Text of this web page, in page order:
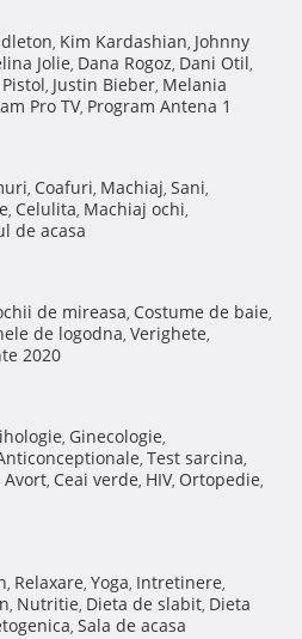
, Kim Kardashian, Johnny
Jolie, Dana Rogoz, Dani Otil,
, Justin Bieber, Melania
Pro TV, Program Antena 1
, Coafuri, Machiaj, Sani,
, Celulita, Machiaj ochi,
de acasa
de mireasa, Costume de baie,
de logodna, Verighete,
2020
, Ginecologie,
, Test sarcina,
Avort, Ceai verde, HIV, Ortopedie,
, Relaxare, Yoga, Intretinere,
, Nutritie, Dieta de slabit, Dieta
, Sala de acasa